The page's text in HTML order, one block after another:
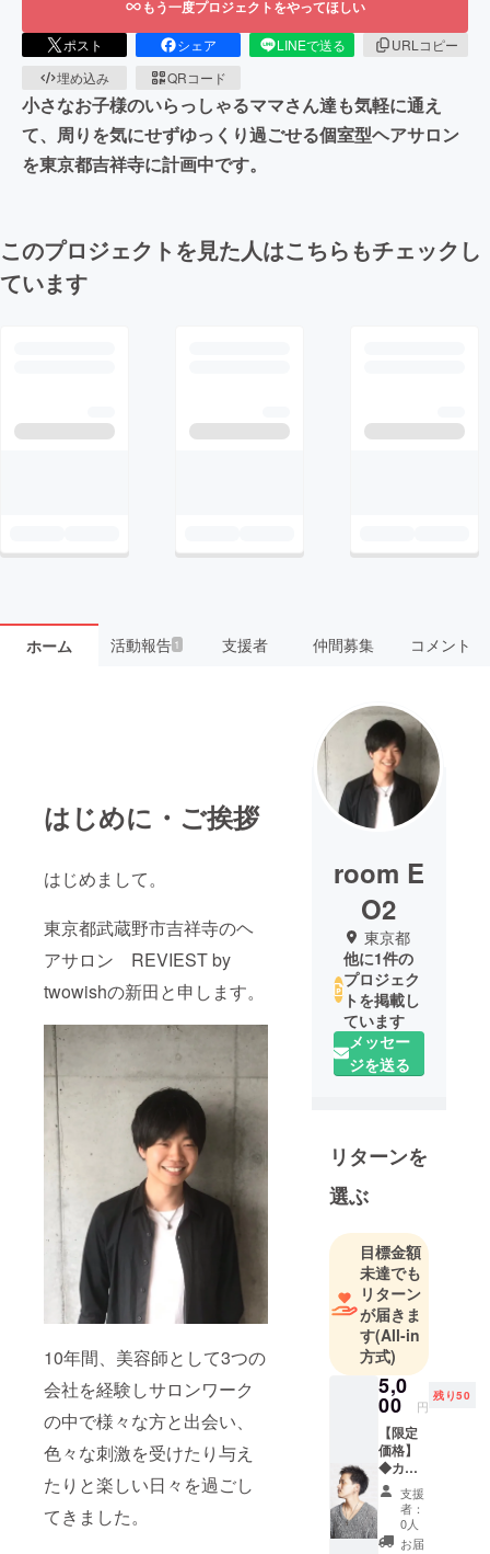
もう一度プロジェクトをやってほしい
ポスト シェア LINEで送る
URLコピー
埋め込み
QRコード
小さなお子様のいらっしゃるママさん達も気軽に通え
て、周りを気にせずゆっくり過ごせる個室型ヘアサロン
を東京都吉祥寺に計画中です。
このプロジェクトを見た人はこちらもチェックし
ています
ホーム 活動報告1 支援者 仲間募集 コメント
はじめに・ご挨拶
はじめまして。
東京都武蔵野市吉祥寺のヘ
アサロン REVIEST by
twowishの新田と申します。
10年間、美容師として3つの
会社を経験しサロンワーク
の中で様々な方と出会い、
色々な刺激を受けたり与え
たりと楽しい日々を過ごし
てきました。
room E
O2
東京都
他に1件の
プロジェク
トを掲載し
ています
メッセー
ジを送る
リターンを
選ぶ
目標金額
未達でも
リターン
が届きま
す(All-in
方式)
5,0
00 円
残り50
【限定
価格】
◆カッ
ト＋頭
皮クレ
ンジン
グ（通
支援
者：
0人
お届